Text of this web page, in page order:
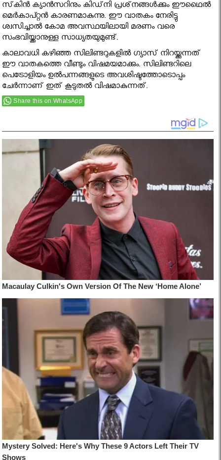
സ്‌കിന്‍ ക്യാന്‍സറിനും കിഡ്‌നി പ്രശ്‌നങ്ങള്‍ക്കും ഈഥൈല്‍
മെര്‍കാപ്റ്റന്‍ കാരണമാകുന്നു. ഈ വാതകം നേരിട്ടു
ശ്വസിച്ചാല്‍ കോമ അവസ്ഥയിലായി മരണം വരെ
സംഭവിയ്ക്കാനുള്ള സാധ്യതയുമുണ്ട്.
കാലാവധി കഴിഞ്ഞ സിലിണ്ടറുകളില്‍ ഗ്യാസ് നിറയ്ക്കുന്നത്
ഈ വാതകത്തെ വീണ്ടും വിഷമയമാക്കും. സിലിണ്ടറിലെ
പെട്രോളിയം ഉല്‍പന്നങ്ങളുടെ അവശിഷ്ടത്തോടൊപ്പം
ചേര്‍ന്നാണ് ഇത് കൂടുതല്‍ വിഷമാകുന്നത്.
Share this on WhatsApp